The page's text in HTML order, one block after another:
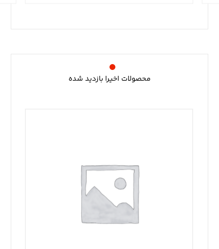
محصولات اخیرا بازدید شده